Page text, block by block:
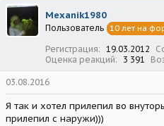
Mexanik1980
Пользователь 10 лет на
Регистрация 19.03.2012
Оценка реакций
3 391
03.08.2016
Я так и хотел прилепил во
прилепил с наружи)))